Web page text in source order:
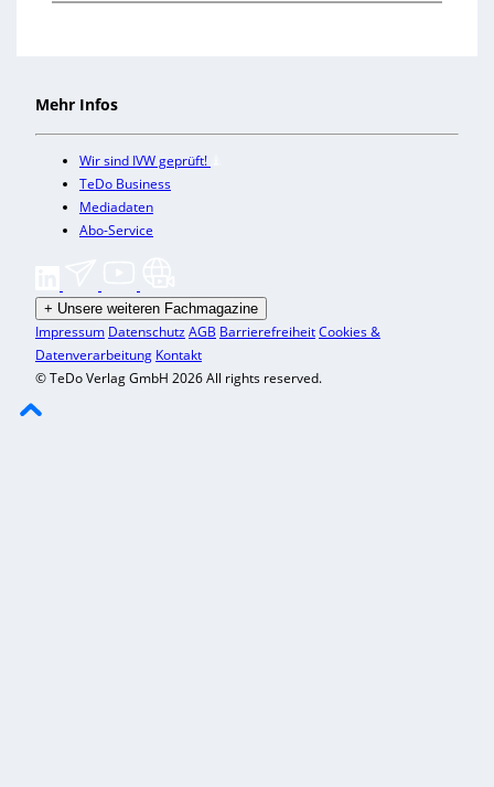
Mehr Infos
Wir sind IVW geprüft!
TeDo Business
Mediadaten
Abo-Service
+ Unsere weiteren Fachmagazine
Impressum DatenschutzAGB BarrierefreiheitCookies &
Datenverarbeitung Kontakt
© TeDo Verlag GmbH 2026 All rights reserved.